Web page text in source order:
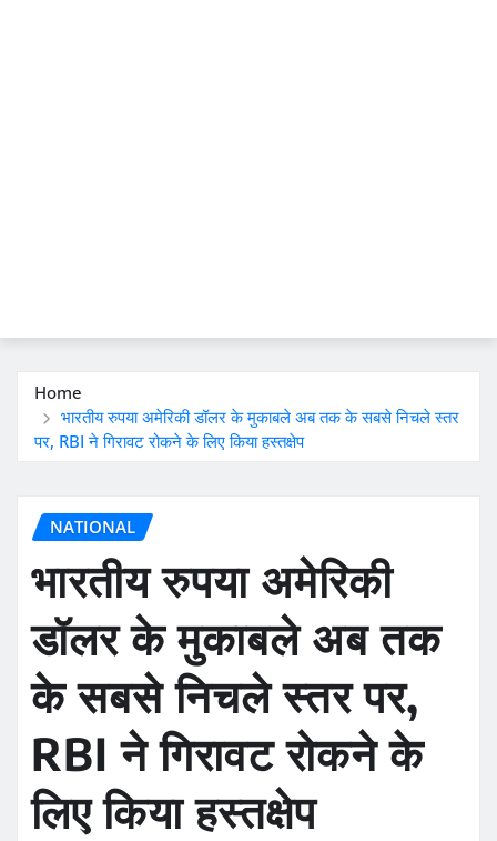
Home
भारतीय रुपया अमेरिकी डॉलर के मुकाबले अब तक के सबसे निचले स्तर
पर, RBI ने गिरावट रोकने के लिए किया हस्तक्षेप
NATIONAL
भारतीय रुपया अमेरिकी
डॉलर के मुकाबले अब तक
के सबसे निचले स्तर पर,
RBI ने गिरावट रोकने के
लिए किया हस्तक्षेप